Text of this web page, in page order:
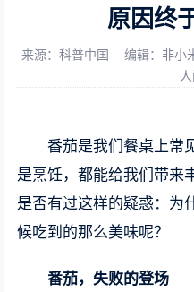
原因终
来源：科普中国 编辑：非小
番茄是我们餐桌上常
是烹饪，都能给我们带来
是否有过这样的疑惑：为
候吃到的那么美味呢？
番茄，失败的登场